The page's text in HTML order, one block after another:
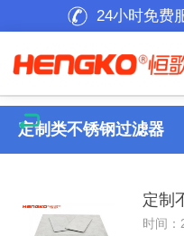
24小时免费
定制类不锈钢过滤器
定制
时间